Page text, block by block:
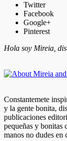
Twitter
Facebook
Google+
Pinterest
Hola soy Mireia,
Constantemete
y la gente bonita,
publicaciones
pequeñas y bonitas
manos no dudes en